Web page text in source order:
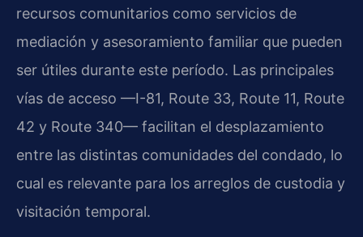
recursos comunitarios como servicios de
mediación y asesoramiento familiar que pueden
ser útiles durante este período. Las principales
vías de acceso —I-81, Route 33, Route 11, Route
42 y Route 340— facilitan el desplazamiento
entre las distintas comunidades del condado, lo
cual es relevante para los arreglos de custodia y
visitación temporal.